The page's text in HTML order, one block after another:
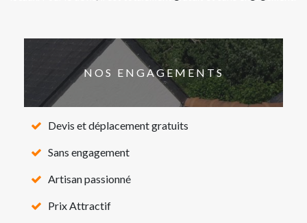
NOS ENGAGEMENTS
Devis et déplacement gratuits
Sans engagement
Artisan passionné
Prix Attractif